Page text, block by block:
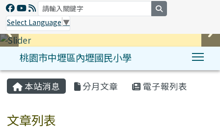
Select Language ▼
桃園市中壢區內壢國民小學
:::
本站消息 分月文章 電子報列表
文章列表